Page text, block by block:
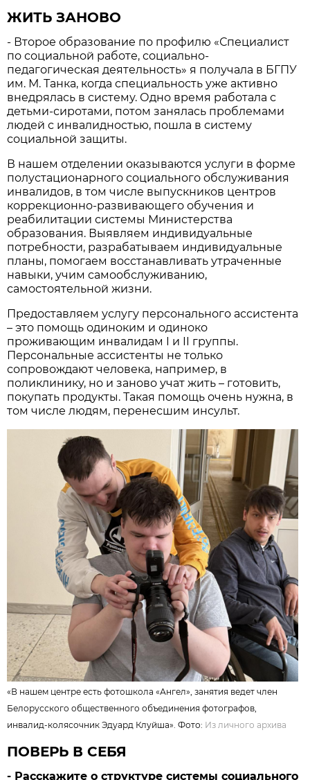
ЖИТЬ ЗАНОВО
- Второе образование по профилю «Специалист
по социальной работе, социально-
педагогическая деятельность» я получала в БГПУ
им. М. Танка, когда специальность уже активно
внедрялась в систему. Одно время работала с
детьми-сиротами, потом занялась проблемами
людей с инвалидностью, пошла в систему
социальной защиты.
В нашем отделении оказываются услуги в форме
полустационарного социального обслуживания
инвалидов, в том числе выпускников центров
коррекционно-развивающего обучения и
реабилитации системы Министерства
образования. Выявляем индивидуальные
потребности, разрабатываем индивидуальные
планы, помогаем восстанавливать утраченные
навыки, учим самообслуживанию,
самостоятельной жизни.
Предоставляем услугу персонального ассистента
– это помощь одиноким и одиноко
проживающим инвалидам I и II группы.
Персональные ассистенты не только
сопровождают человека, например, в
поликлинику, но и заново учат жить – готовить,
покупать продукты. Такая помощь очень нужна, в
том числе людям, перенесшим инсульт.
«В нашем центре есть фотошкола «Ангел», занятия ведет член
Белорусского общественного объединения фотографов,
инвалид-колясочник Эдуард Клуйша». Фото: Из личного архива
ПОВЕРЬ В СЕБЯ
- Расскажите о структуре системы социального